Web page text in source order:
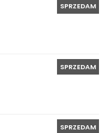
SPRZEDAM
SPRZEDAM
SPRZEDAM